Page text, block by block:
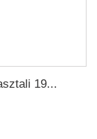
19...